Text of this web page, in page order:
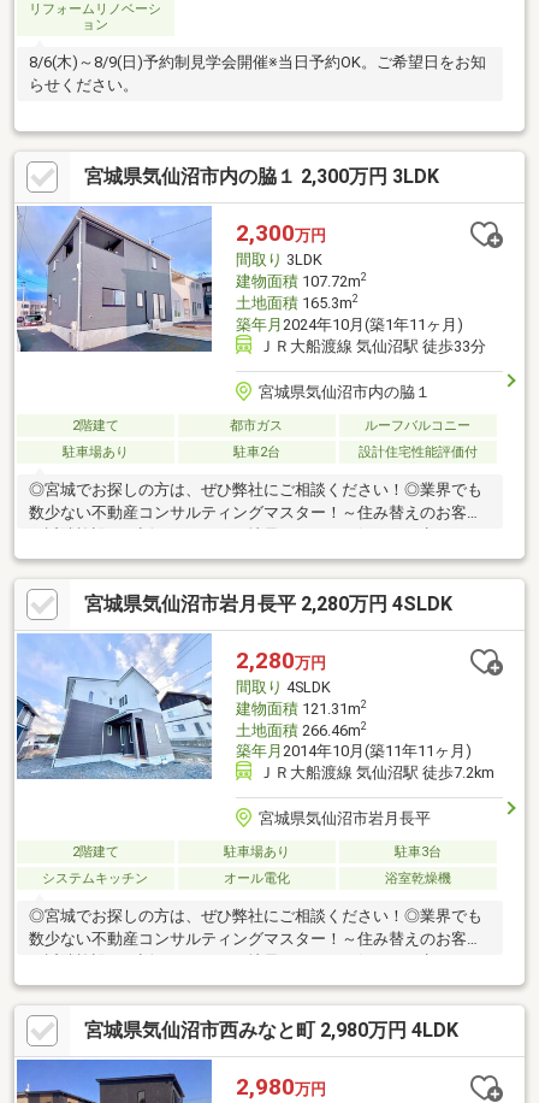
リフォームリノベーシ
ョン
8/6(木)～8/9(日)予約制見学会開催※当日予約OK。ご希望日をお知
らせください。
宮城県気仙沼市内の脇１ 2,300万円 3LDK
2,300万円
間取り 3LDK
建物面積107.72m2
土地面積165.3m2
築年月 2024年10月(築1年11ヶ月)
ＪＲ大船渡線 気仙沼駅 徒歩33分
宮城県気仙沼市内の脇１
2階建て 都市ガス
ルーフバルコニー
駐車場あり
駐車2台 設計住宅性能評価付
◎宮城でお探しの方は、ぜひ弊社にご相談ください！◎業界でも
数少ない不動産コンサルティングマスター！～住み替えのお客様
～近隣施設のお話はもちろん、地元ならではの気になる点など、
同じ目線でご相談に乗ります！●性能評価物件●制振装置搭載住宅
●フラット３５S利用可（金利Aプラン）分譲数日本１の飯田グル
ープ施工の確かな品質の住宅です
宮城県気仙沼市岩月長平 2,280万円 4SLDK
2,280万円
間取り 4SLDK
建物面積121.31m2
土地面積266.46m2
築年月 2014年10月(築11年11ヶ月)
ＪＲ大船渡線 気仙沼駅 徒歩7.2km
宮城県気仙沼市岩月長平
2階建て 駐車場あり
駐車3台
システムキッチン
オール電化 浴室乾燥機
◎宮城でお探しの方は、ぜひ弊社にご相談ください！◎業界でも
数少ない不動産コンサルティングマスター！～住み替えのお客様
同じ目線でご相談に乗ります！
宮城県気仙沼市西みなと町 2,980万円 4LDK
2,980万円